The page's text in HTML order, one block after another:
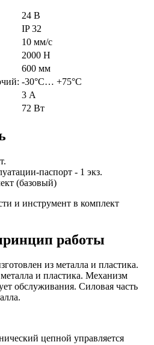
24 В
IP 32
10 мм/с
2000 Н
600 мм
-30°С… +75°С
3 А
72 Вт
паспорт - 1 экз.
(базовый)
и инструмент в комплект
работы
из металла и пластика.
и пластика. Механизм
обслуживания. Силовая часть
цепной управляется